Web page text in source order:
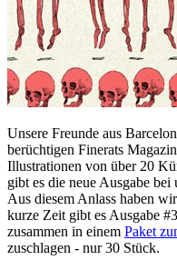
Unsere Freunde aus
berüchtigen Finerats
Illustrationen von über 20
gibt es die neue Ausgabe bei
Aus diesem Anlass haben
kurze Zeit gibt es Ausgabe
zusammen in einem Paket
zuschlagen - nur 30 Stück.